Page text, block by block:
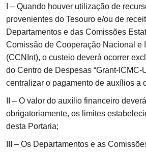
I – Quando houver utilização de
provenientes do Tesouro e/ou de
Departamentos e das Comissões
Comissão de Cooperação Nacional e
(CCNInt), o custeio deverá ocorrer
do Centro de Despesas “Grant-ICMC-
centralizar o pagamento de auxílios a
II – O valor do auxílio financeiro
obrigatoriamente, os limites
desta Portaria;
III – Os Departamentos e as